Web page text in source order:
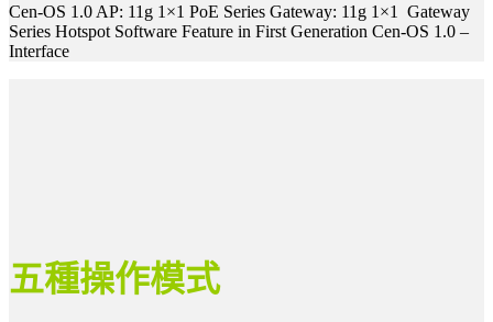
Cen-OS 1.0 AP: 11g 1×1 PoE Series Gateway: 11g 1×1 Gateway
Series Hotspot Software Feature in First Generation Cen-OS 1.0 –
Interface
五種操作模式